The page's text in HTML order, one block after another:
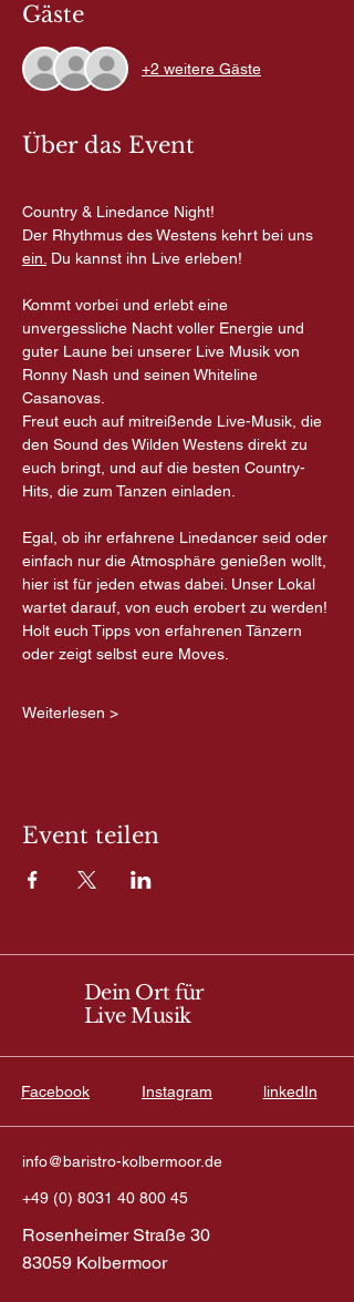
Gäste
+2 weitere Gäste
Über das Event
Country & Linedance Night!
Der Rhythmus des Westens kehrt bei uns
ein. Du kannst ihn Live erleben!
Kommt vorbei und erlebt eine
unvergessliche Nacht voller Energie und
guter Laune bei unserer Live Musik von
Ronny Nash und seinen Whiteline
Casanovas.
Freut euch auf mitreißende Live-Musik, die
den Sound des Wilden Westens direkt zu
euch bringt, und auf die besten Country-
Hits, die zum Tanzen einladen.
Egal, ob ihr erfahrene Linedancer seid oder
einfach nur die Atmosphäre genießen wollt,
hier ist für jeden etwas dabei. Unser Lokal
wartet darauf, von euch erobert zu werden!
Holt euch Tipps von erfahrenen Tänzern
oder zeigt selbst eure Moves.
Weiterlesen >
Event teilen
Dein Ort für
Live Musik
Facebook Instagram linkedIn
info@baristro-kolbermoor.de
+49 (0) 8031 40 800 45
Rosenheimer Straße 30
83059 Kolbermoor